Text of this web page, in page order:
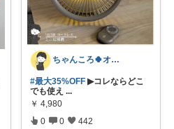
ちゃんころ🍀オリ写/インテリア/キッズ
#最大35%OFF ▶コレならどこ
でも使え ...
￥ 4,980
0 0 442